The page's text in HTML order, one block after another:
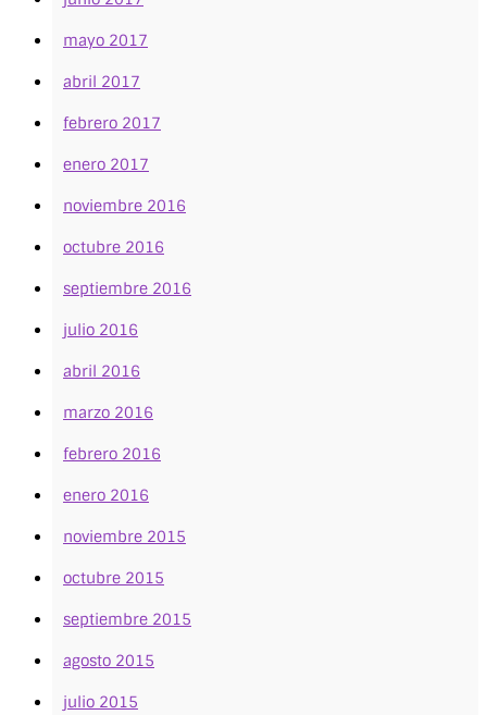
mayo 2017
abril 2017
febrero 2017
enero 2017
noviembre 2016
octubre 2016
septiembre 2016
julio 2016
abril 2016
marzo 2016
febrero 2016
enero 2016
noviembre 2015
octubre 2015
septiembre 2015
agosto 2015
julio 2015